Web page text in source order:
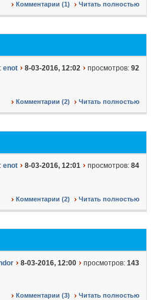
Комментарии (1) Читать полностью
enot 8-03-2016, 12:02 просмотров: 92
Комментарии (2) Читать полностью
enot 8-03-2016, 12:01 просмотров: 84
Комментарии (2) Читать полностью
8-03-2016, 12:00 просмотров: 143
Комментарии (3) Читать полностью